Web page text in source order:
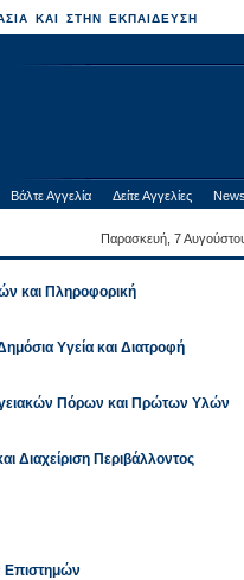
ΚΑΙ ΣΤΗΝ ΕΚΠΑΙΔΕΥΣΗ
Βάλτε Αγγελία Δείτε Αγγελίες
Παρασκευή, 7
και Πληροφορική
Υγεία και Διατροφή
Πόρων και Πρώτων Υλών
Διαχείριση Περιβάλλοντος
Επιστημών